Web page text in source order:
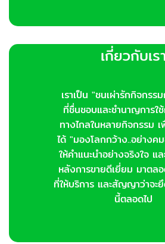
เกี่ยวกับเรา
เราเป็น "ชนเผ่ารักกิจกรร
ที่ชื่นชอบและชำนาญการใ
ทางไกลในหลายกิจกรรม เ
ได้ "มองโลกกว้าง..อย่างค
ให้คำแนะนำอย่างจริงใจ แ
หลังการขายดีเยี่ยม มาตล
ที่ให้บริการ และสัญญาว่าจะ
นี้ตลอดไป